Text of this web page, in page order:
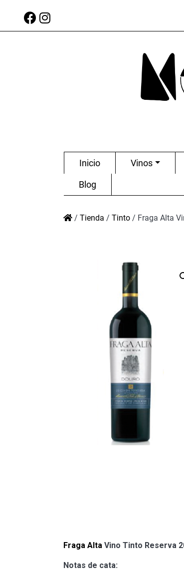
Inicio Vinos
Blog
/ Tienda / Tinto / Fraga Alta
Fraga Alta Vino Tinto Reserva
Notas de cata: